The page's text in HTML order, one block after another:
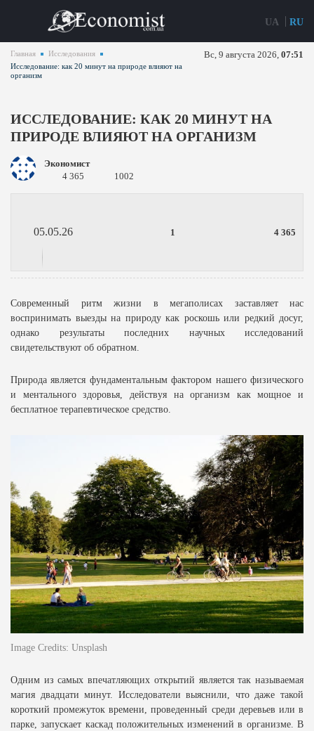
UA RU
Главная
Исследования
Исследование: как 20 минут на природе влияют на
организм
Вс, 9 августа 2026, 07:51
ИССЛЕДОВАНИЕ: КАК 20 МИНУТ НА
ПРИРОДЕ ВЛИЯЮТ НА ОРГАНИЗМ
Экономист
4 365
1002
05.05.26 1 4 365
Современный ритм жизни в мегаполисах заставляет нас
воспринимать выезды на природу как роскошь или редкий досуг,
однако результаты последних научных исследований
свидетельствуют об обратном.
Природа является фундаментальным фактором нашего физического
и ментального здоровья, действуя на организм как мощное и
бесплатное терапевтическое средство.
Image Credits: Unsplash
Одним из самых впечатляющих открытий является так называемая
магия двадцати минут. Исследователи выяснили, что даже такой
короткий промежуток времени, проведенный среди деревьев или в
парке, запускает каскад положительных изменений в организме. В